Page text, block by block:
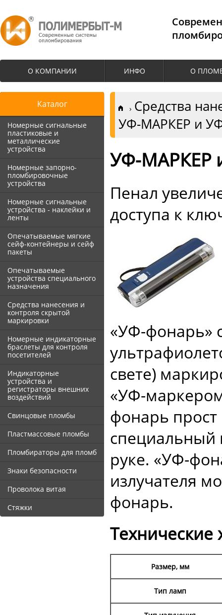
О КОМПАНИИ ИНФО О
Каталог
Номерные сигнальные
пластиковые и
металлические
устройства
Номерные запорно-
пломбировочные
устройства
Номерные сигнальные
устройства - наклейки и
ленты
Опечатываемые мягкие
сейф-контейнеры и сейф
пакеты
Опечатываемые
устройства специального
назначения
Средства нанесения и
контроля скрытой
маркировки
Номерные индикаторные
браслеты для контроля
посетителей
Индикаторные
устройства и
регистраторы внешних
воздействий
Свинцовые пломбы
Пластмассовые пломбы
Пломбираторы для пломб
Знаки безопасности
Проволока витая
Стяжки
Средства
УФ-МАРКЕР и
УФ-МАРКЕР
Пенал
доступа к
«УФ-фонарь»
свете)
«УФ-
фонарь
специальный
руке. «УФ-
излучателя
фонарь.
Технические
Размер, мм
Тип ламп